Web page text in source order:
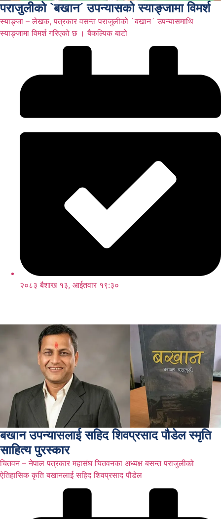
पराजुलीको `बखान´ उपन्यासको स्याङ्जामा विमर्श
स्याङ्जा – लेखक, पत्रकार वसन्त पराजुलीको `बखान´ उपन्यासमाथि
स्याङ्जामा विमर्श गरिएको छ । बैकल्पिक बाटो
२०८३ बैशाख १३, आईतवार १९:३०
बखान उपन्यासलाई सहिद शिवप्रसाद पौडेल स्मृति
साहित्य पुरस्कार
चितवन – नेपाल पत्रकार महासंघ चितवनका अध्यक्ष बसन्त पराजुलीको
ऐतिहासिक कृति बखानलाई सहिद शिवप्रसाद पौडेल